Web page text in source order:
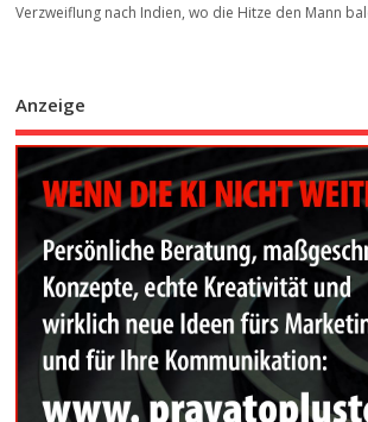
Verzweiflung nach Indien, wo die Hitze den Mann
Anzeige